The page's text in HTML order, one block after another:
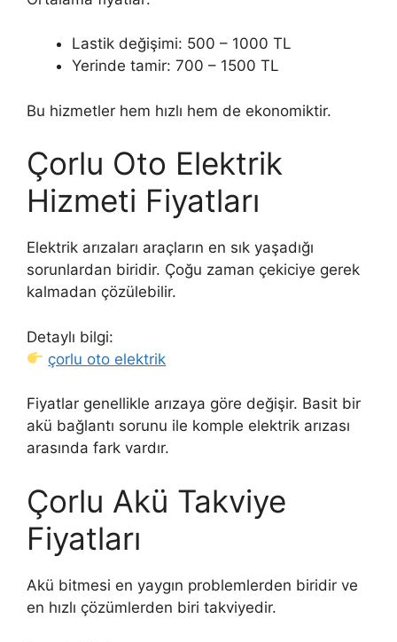
Lastik değişimi: 500 – 1000 TL
Yerinde tamir: 700 – 1500 TL
Bu hizmetler hem hızlı hem de ekonomiktir.
Çorlu Oto Elektrik
Hizmeti Fiyatları
Elektrik arızaları araçların en sık yaşadığı
sorunlardan biridir. Çoğu zaman çekiciye gerek
kalmadan çözülebilir.
Detaylı bilgi:
çorlu oto elektrik
Fiyatlar genellikle arızaya göre değişir. Basit bir
akü bağlantı sorunu ile komple elektrik arızası
arasında fark vardır.
Çorlu Akü Takviye
Fiyatları
Akü bitmesi en yaygın problemlerden biridir ve
en hızlı çözümlerden biri takviyedir.